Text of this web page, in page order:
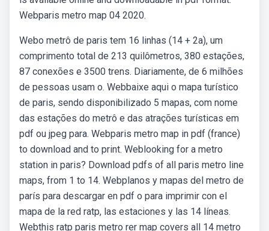
Webparis metro map 04 2020.
Webo metrô de paris tem 16 linhas (14 + 2a), um
comprimento total de 213 quilômetros, 380 estações,
87 conexões e 3500 trens. Diariamente, de 6 milhões
de pessoas usam o. Webbaixe aqui o mapa turístico
de paris, sendo disponibilizado 5 mapas, com nome
das estações do metrô e das atrações turísticas em
pdf ou jpeg para. Webparis metro map in pdf (france)
to download and to print. Weblooking for a metro
station in paris? Download pdfs of all paris metro line
maps, from 1 to 14. Webplanos y mapas del metro de
parís para descargar en pdf o para imprimir con el
mapa de la red ratp, las estaciones y las 14 líneas.
Webthis ratp paris metro rer map covers all 14 metro